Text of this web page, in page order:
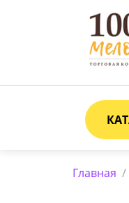
Главная /